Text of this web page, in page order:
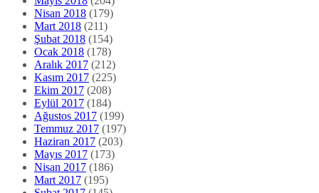
Nisan 2018 (179)
Mart 2018 (211)
Şubat 2018 (154)
Ocak 2018 (178)
Aralık 2017 (212)
Kasım 2017 (225)
Ekim 2017 (208)
Eylül 2017 (184)
Ağustos 2017 (199)
Temmuz 2017 (197)
Haziran 2017 (203)
Mayıs 2017 (173)
Nisan 2017 (186)
Mart 2017 (195)